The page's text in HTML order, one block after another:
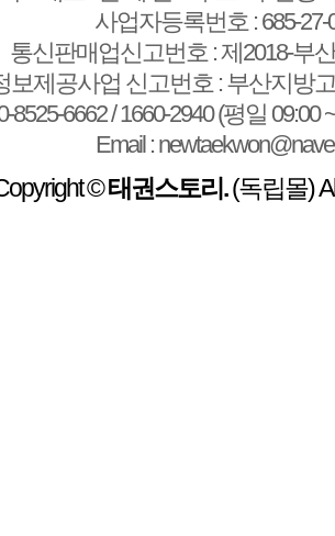
사업자등록번호 : 685-27-
통신판매업신고번호 : 제2018-부
보제공사업 신고번호 : 부산지방
8525-6662 / 1660-2940 (평일 09:00
Email :
©태권스토리.(독립몰)